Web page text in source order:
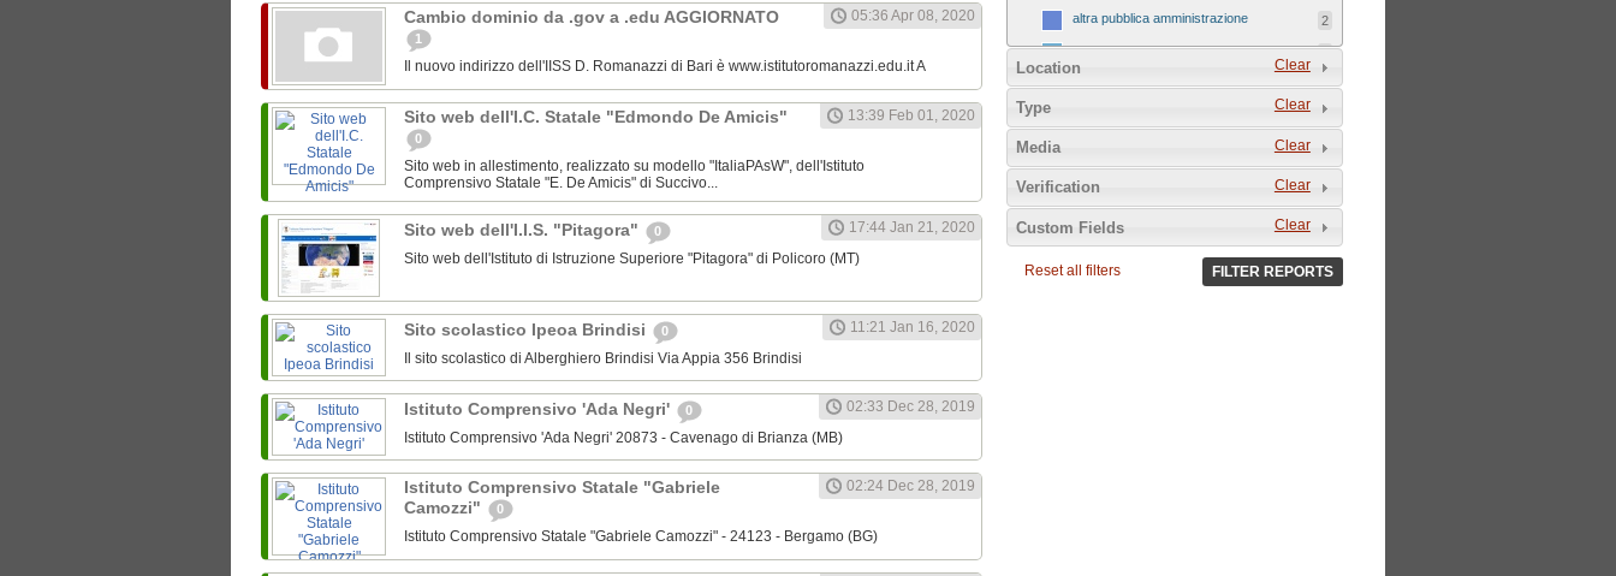
Cambio dominio da .gov a .edu AGGIORNATO
1
05:36 Apr 08, 2020
Il nuovo indirizzo dell'IISS D. Romanazzi di Bari è www.istitutoromanazzi.edu.it A
Sito web dell'I.C. Statale "Edmondo De Amicis"
0
13:39 Feb 01, 2020
Sito web in allestimento, realizzato su modello "ItaliaPAsW", dell'Istituto
Comprensivo Statale "E. De Amicis" di Succivo...
Sito web dell'I.I.S. "Pitagora" 0
17:44 Jan 21, 2020
Sito web dell'Istituto di Istruzione Superiore "Pitagora" di Policoro (MT)
Sito scolastico Ipeoa Brindisi 0
11:21 Jan 16, 2020
Il sito scolastico di Alberghiero Brindisi Via Appia 356 Brindisi
Istituto Comprensivo 'Ada Negri' 0
02:33 Dec 28, 2019
Istituto Comprensivo 'Ada Negri' 20873 - Cavenago di Brianza (MB)
Istituto Comprensivo Statale "Gabriele
Camozzi"
0
02:24 Dec 28, 2019
Istituto Comprensivo Statale "Gabriele Camozzi" - 24123 - Bergamo (BG)
altra pubblica amministrazione 2
sito tematico 8
Clear
Location
Clear
Type
Clear
Media
Clear
Verification
Clear
Custom Fields
Reset all filters FILTER REPORTS